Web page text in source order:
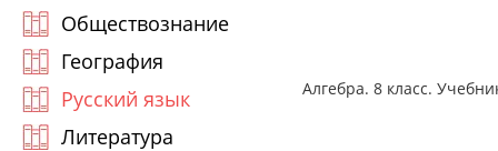
Обществознание
География
Русский язык
Литература
Алгебра. 8 класс.